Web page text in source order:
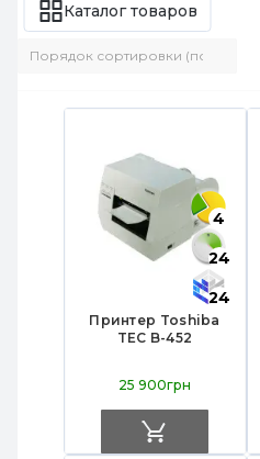
Каталог товаров
4
24
24
Принтер Toshiba
TEC B-452
25 900грн